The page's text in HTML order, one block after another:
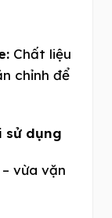
Chất liệu
chỉnh để
sử dụng
– vừa vặn